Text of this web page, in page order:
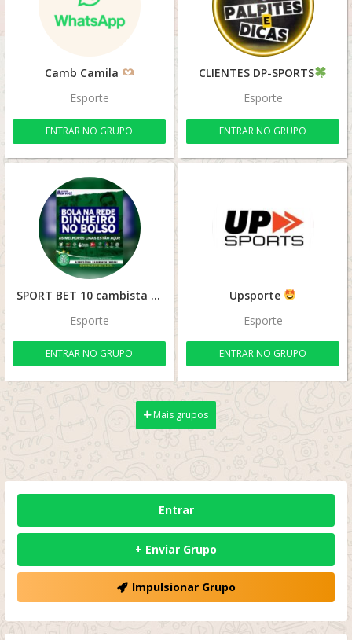
Camb Camila
Esporte
ENTRAR NO GRUPO
CLIENTES DP-SPORTS
Esporte
ENTRAR NO GRUPO
SPORT BET 10 cambista Edson
Esporte
ENTRAR NO GRUPO
Upsporte
Esporte
ENTRAR NO GRUPO
Mais grupos
Entrar
+ Enviar Grupo
Impulsionar Grupo